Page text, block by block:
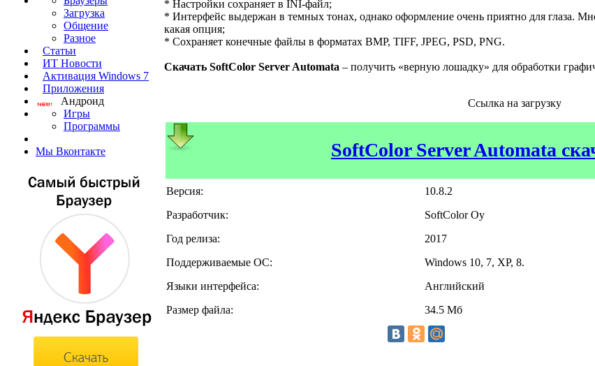
Загрузка
Общение
Разное
Статьи
ИТ Новости
Активация Windows 7
Приложения
Андроид
Игры
Программы
Мы Вконтакте
* Настройки сохраняет в INI-файл;
* Интерфейс выдержан в темных тонах, однако оформление очень приятно для глаза.
какая опция;
* Сохраняет конечные файлы в форматах BMP, TIFF, JPEG, PSD, PNG.
Скачать SoftColor Server Automata – получить «верную лошадку» для обработки
Ссылка на загрузку
SoftColor Server Automata
Версия:
10.8.2
Разработчик:
SoftColor Oy
Год релиза:
2017
Поддерживаемые ОС:
Windows 10, 7, XP, 8.
Языки интерфейса:
Английский
Размер файла:
34.5 Мб